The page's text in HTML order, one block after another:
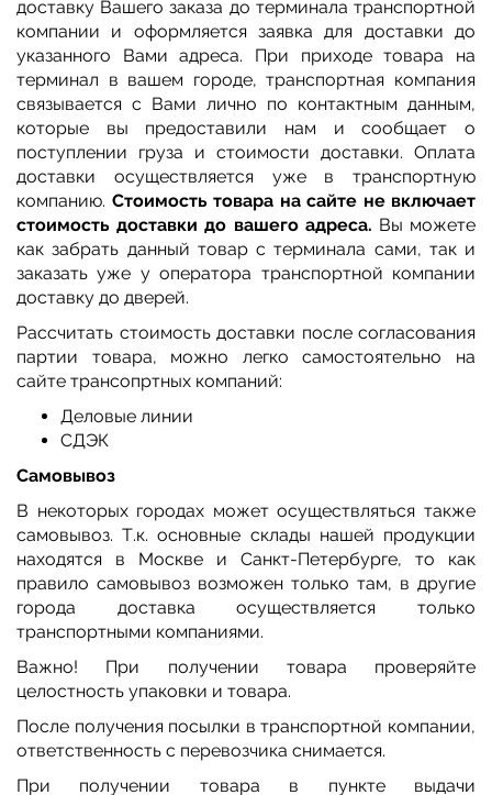
доставку Вашего заказа до терминала транспортной
компании и оформляется заявка для доставки до
указанного Вами адреса. При приходе товара на
терминал в вашем городе, транспортная компания
связывается с Вами лично по контактным данным,
которые вы предоставили нам и сообщает о
поступлении груза и стоимости доставки. Оплата
доставки осуществляется уже в транспортную
компанию. Стоимость товара на сайте не включает
стоимость доставки до вашего адреса. Вы можете
как забрать данный товар с терминала сами, так и
заказать уже у оператора транспортной компании
доставку до дверей.
Рассчитать стоимость доставки после согласования
партии товара, можно легко самостоятельно на
сайте трансопртных компаний:
Деловые линии
СДЭК
Самовывоз
В некоторых городах может осуществляться также
самовывоз. Т.к. основные склады нашей продукции
находятся в Москве и Санкт-Петербурге, то как
правило самовывоз возможен только там, в другие
города доставка осуществляется только
транспортными компаниями.
Важно! При получении товара проверяйте
целостность упаковки и товара.
После получения посылки в транспортной компании,
ответственность с перевозчика снимается.
При получении товара в пункте выдачи